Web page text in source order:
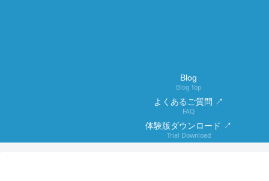
Blog
Blog Top
よくあるご質問 ↗
FAQ
体験版ダウンロード ↗
Trial Download